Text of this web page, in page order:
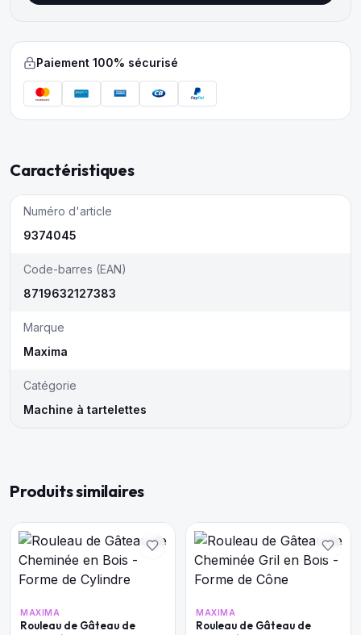
Paiement 100% sécurisé
Caractéristiques
Numéro d'article
9374045
Code-barres (EAN)
8719632127383
Marque
Maxima
Catégorie
Machine à tartelettes
Produits similaires
MAXIMA
Rouleau de Gâteau de
MAXIMA
Rouleau de Gâteau de